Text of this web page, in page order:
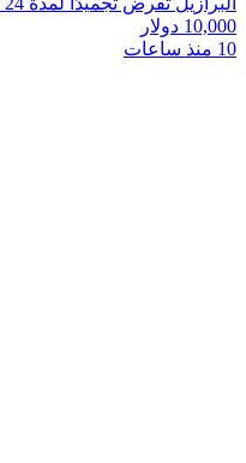
10,000 دولار
10 منذ ساعات